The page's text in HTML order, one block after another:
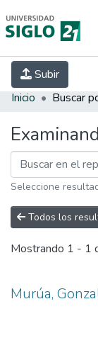
Subir
INICIO EBOOK21
INVESTIGACIÓN
Inicio Buscar
Seleccione
Todos los
Mostrando 1 - 1
Murúa,